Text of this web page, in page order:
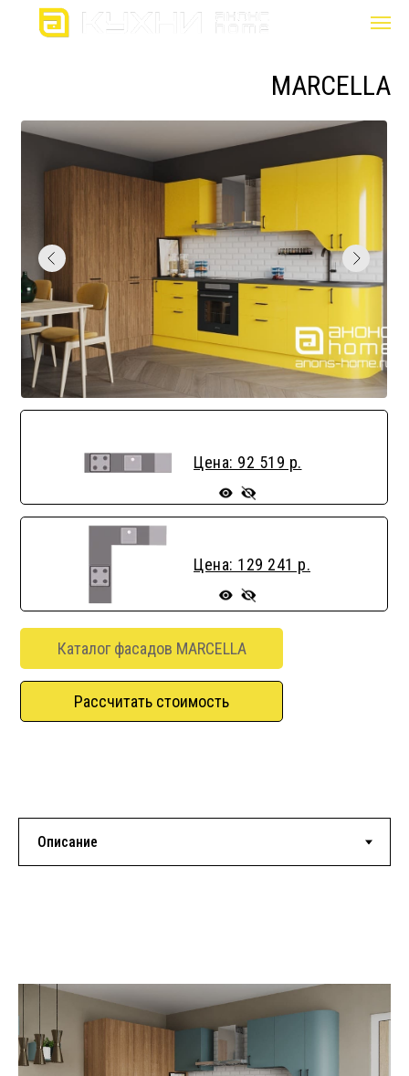
MARCELLA
Цена: 129 241 р.
Цена: 92 519 р.
Каталог фасадов MARCELLA
Рассчитать стоимость